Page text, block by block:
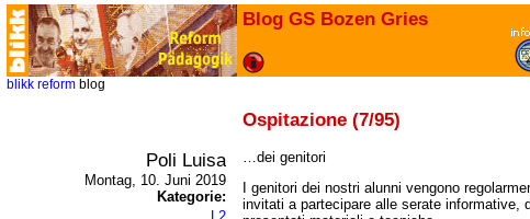
Blog GS Bozen Gries
blikk reform blog
Ospitazione (7/95)
Poli Luisa
Montag, 10. Juni 2019
Kategorie:
dei genitori
I genitori dei nostri alunni vengono
invitati a partecipare alle serate informative,